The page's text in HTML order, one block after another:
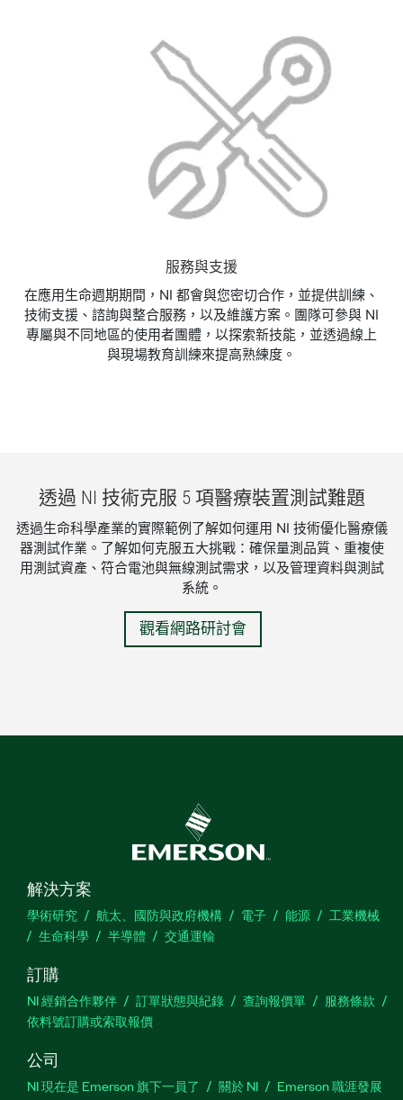
服務與支援
在應用生命週期期間，NI 都會與您密切合作，並提供訓練、
技術支援、諮詢與整合服務，以及維護方案。團隊可參與 NI
專屬與不同地區的使用者團體，以探索新技能，並透過線上
與現場教育訓練來提高熟練度。
透過 NI 技術克服 5 項醫療裝置測試難題
​透過生命科學產業的實際範例了解如何運用 NI 技術優化醫療儀
器測試作業。了解如何克服五大挑戰：確保量測品質、重複使
用測試資產、符合電池與無線測試需求，以及管理資料與測試
系統。
觀看網路研討會
解決方案
學術研究 航太、國防與政府機構 電子 能源
工業機械
生命科學
半導體 交通運輸
訂購
NI 經銷合作夥伴 訂單狀態與紀錄 查詢報價單
服務條款
依料號訂購或索取報價
公司
NI 現在是 Emerson 旗下一員了 關於 NI
Emerson 職涯發展